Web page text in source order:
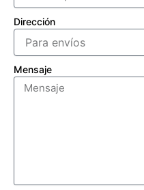
Dirección
Mensaje